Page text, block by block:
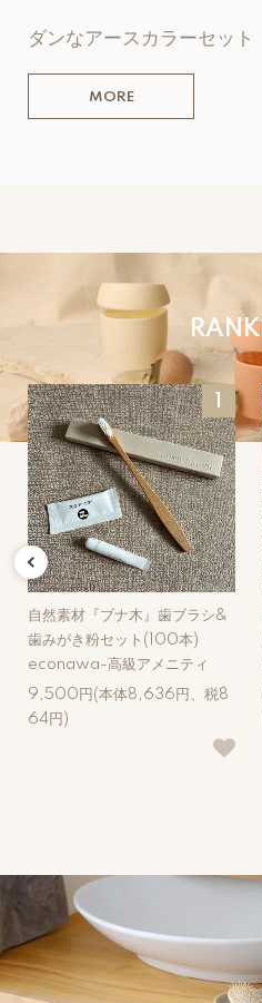
ダンなアースカラーセット
MORE
自然素材『ブナ木』歯ブラシ&
歯みがき粉セット(100本)
econawa-高級アメニティ
9,500円(本体8,636円、税8
64円)